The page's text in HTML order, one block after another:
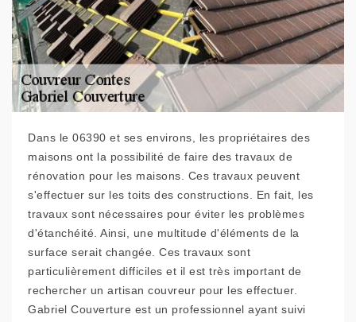
Dans le 06390 et ses environs, les propriétaires des
maisons ont la possibilité de faire des travaux de
rénovation pour les maisons. Ces travaux peuvent
s'effectuer sur les toits des constructions. En fait, les
travaux sont nécessaires pour éviter les problèmes
d'étanchéité. Ainsi, une multitude d'éléments de la
surface serait changée. Ces travaux sont
particulièrement difficiles et il est très important de
rechercher un artisan couvreur pour les effectuer.
Gabriel Couverture est un professionnel ayant suivi